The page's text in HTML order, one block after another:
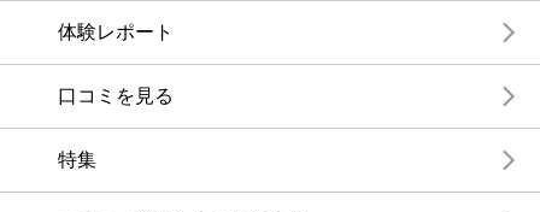
体験レポート
口コミを見る
特集